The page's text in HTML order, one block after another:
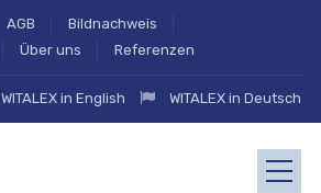
AGB
Bildnachweis
Über uns Referenzen
WITALEX in English WITALEX in Deutsch